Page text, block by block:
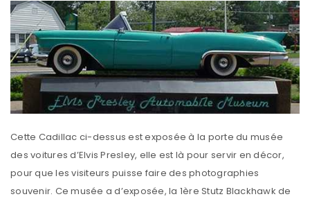
Cette Cadillac ci-dessus est exposée à la porte du musée
des voitures d’Elvis Presley, elle est là pour servir en décor,
pour que les visiteurs puisse faire des photographies
souvenir. Ce musée a d’exposée, la 1ère Stutz Blackhawk de